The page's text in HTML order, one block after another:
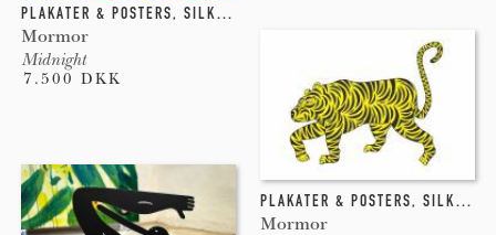
PLAKATER & POSTERS, SILKETRYK
Mormor
Midnight
7.500 DKK
PLAKATER & POSTERS, SILKETRYK
Mormor